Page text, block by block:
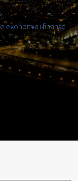
ekonomia i finanse